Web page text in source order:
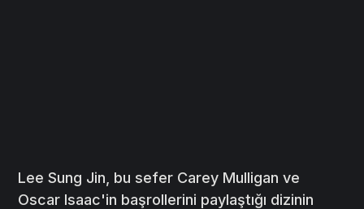
Lee Sung Jin, bu sefer Carey Mulligan ve
Oscar Isaac'in başrollerini paylaştığı dizinin